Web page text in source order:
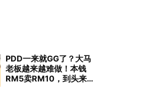
PDD一来就GG了？大马
老板越来越难做！本钱
RM5卖RM10，到头来连